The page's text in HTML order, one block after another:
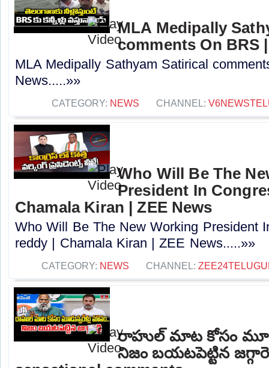
MLA Medipally
comments On BRS
MLA Medipally Sathyam Satirical
News.....»»
CATEGORY: NEWS CHANNEL:
Who Will Be The
President In
Chamala Kiran | ZEE News
Who Will Be The New Working President
reddy | Chamala Kiran | ZEE News.....»»
CATEGORY: NEWS CHANNEL:
రాహుల్ మాట కోసం
నిజం బయటపెట్టిన